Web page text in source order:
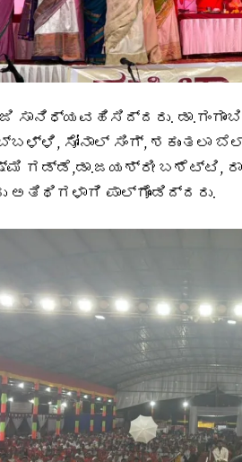
ಸಾನಿಧ್ಯವಹಿಸಿದ್ದರು.
ಸೋನಾಲ್ ಸಿಂಗ್,
ಬಶೆಟ್ಟಿ,
ಪಾಲ್ಗೊಂಡಿದ್ದರು.